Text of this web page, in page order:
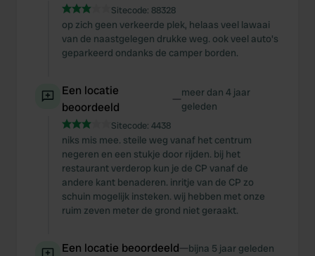
Sitecode: 88328
op zich geen verkeerde plek, helaas veel lawaai
van de naastgelegen drukke weg. ook veel auto's
geparkeerd ondanks de camper borden.
Een locatie
beoordeeld
—meer dan 4 jaar
geleden
Sitecode: 4438
niks mis mee. steile weg vanaf het centrum
negeren en een stukje door rijden. bij het
restaurant verderop kun je de CP vanaf de
andere kant benaderen. inritje van de CP zo
schuin mogelijk insteken. wij hebben met onze
ruim zeven meter de grond niet geraakt.
Een locatie beoordeeld—bijna 5 jaar geleden